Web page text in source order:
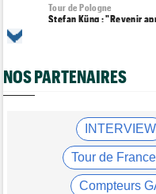
Tour de Pologne
Stefan Küng : "Revenir
Tour du Portugal
Tour de France Femmes
Marion Rousse : "Sur le
Tour de France Femmes
Demi Vollering : "Faites
NOS PARTENAIRES
INTERVIEW
Tour de
Compteurs